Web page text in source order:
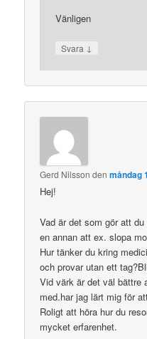
Vänligen
Svara ↓
Gerd Nilsson denmåndag
Hej!
Vad är det som gör att
en annan att ex. slopa
Hur tänker du kring
och provar utan ett
Vid värk är det väl bättre
med.har jag lärt mig för
Roligt att höra hur du
mycket erfarenhet.